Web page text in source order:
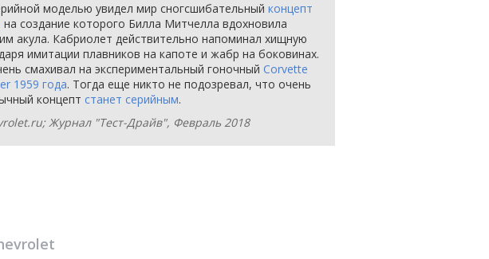
моделью увидел мир сногсшибательный концепт
на создание которого Билла Митчелла вдохновила
акула. Кабриолет действительно напоминал хищную
имитации плавников на капоте и жабр на боковинах.
смахивал на экспериментальный гоночный Corvette
1959 года. Тогда еще никто не подозревал, что очень
концепт станет серийным.
Журнал "Тест-Драйв", Февраль 2018